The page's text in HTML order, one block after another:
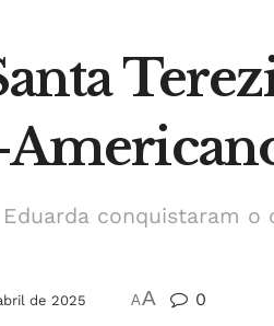
conquistaram
de 2025 AA 0